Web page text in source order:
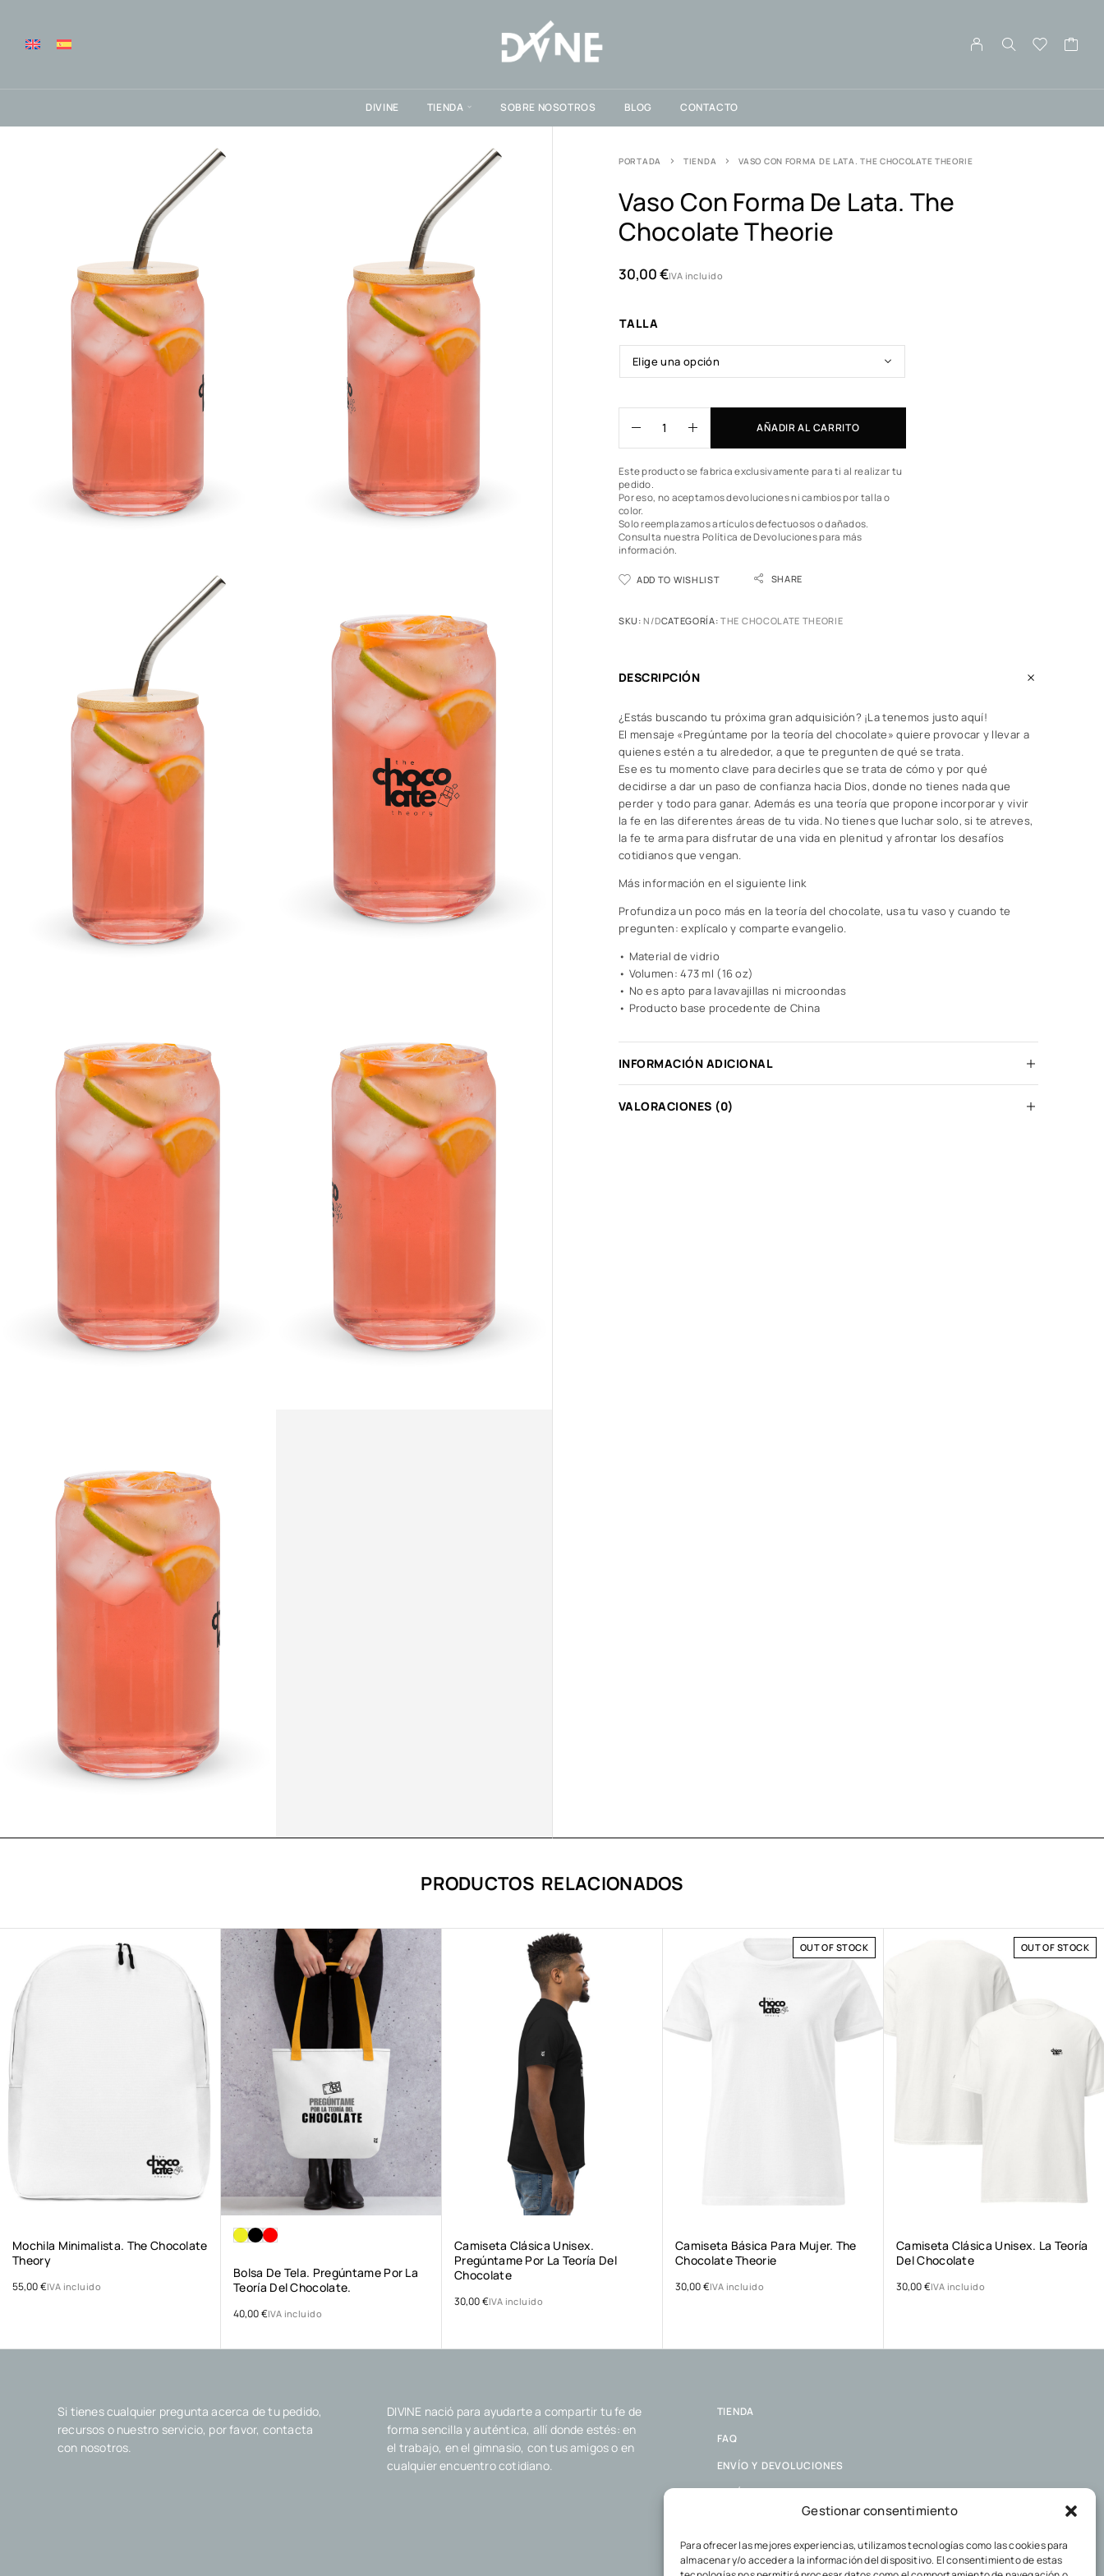
Gestionar consentimiento
Para ofrecer las mejores experiencias, utilizamos tecnologías como las cookies para
almacenar y/o acceder a la información del dispositivo. El consentimiento de estas
DIVINE TIENDA SOBRE NOSOTROS BLOG CONTACTO
PORTADA TIENDA VASO CON FORMA DE LATA. THE CHOCOLATE THEORIE
Vaso Con Forma De Lata. The
Chocolate Theorie
30,00€IVA incluido
TALLA
AÑADIR AL CARRITO
Este producto se fabrica exclusivamente para ti al realizar tu
pedido.
Por eso, no aceptamos devoluciones ni cambios por talla o
color.
Solo reemplazamos artículos defectuosos o dañados.
Consulta nuestra Política de Devolucionespara más
información.
ADD TO WISHLIST SHARE
SKU:N/DCATEGORÍA:THE CHOCOLATE THEORIE
DESCRIPCIÓN
¿Estás buscando tu próxima gran adquisición? ¡La tenemos justo aquí!
El mensaje «Pregúntame por la teoría del chocolate» quiere provocar y llevar a
quienes estén a tu alrededor, a que te pregunten de qué se trata.
Ese es tu momento clave para decirles que se trata de cómo y por qué
decidirse a dar un paso de confianza hacia Dios, donde no tienes nada que
perder y todo para ganar. Además es una teoría que propone incorporar y vivir
la fe en las diferentes áreas de tu vida. No tienes que luchar solo, si te atreves,
la fe te arma para disfrutar de una vida en plenitud y afrontar los desafíos
cotidianos que vengan.
Más información en el siguiente link
Profundiza un poco más en la teoría del chocolate, usa tu vaso y cuando te
pregunten: explícalo y comparte evangelio.
• Material de vidrio
• Volumen: 473 ml (16 oz)
• No es apto para lavavajillas ni microondas
• Producto base procedente de China
INFORMACIÓN ADICIONAL
VALORACIONES (0)
PRODUCTOS RELACIONADOS
Mochila Minimalista. The Chocolate
Theory
55,00€IVA incluido
Bolsa De Tela. Pregúntame Por La
Teoría Del Chocolate.
40,00€IVA incluido
Camiseta Clásica Unisex.
Pregúntame Por La Teoría Del
Chocolate
30,00€IVA incluido
OUT OF STOCK
Camiseta Básica Para Mujer. The
Chocolate Theorie
30,00€IVA incluido
OUT OF STOCK
Camiseta Clásica Unisex. La Teoría
Del Chocolate
30,00€IVA incluido
Si tienes cualquier pregunta acerca de tu pedido,
recursos o nuestro servicio, por favor, contacta
con nosotros.
DIVINE nació para ayudarte a compartir tu fe de
forma sencilla y auténtica, allí donde estés: en
el trabajo, en el gimnasio, con tus amigos o en
cualquier encuentro cotidiano.
TIENDA
FAQ
ENVÍO Y DEVOLUCIONES
POLÍTICA DE COOKIES
POLÍTICA DE PRIVACIDAD